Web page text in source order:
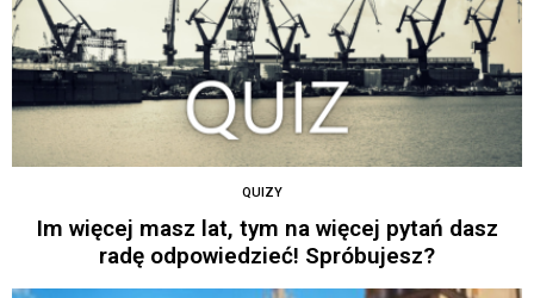
QUIZY
Im więcej masz lat, tym na więcej pytań dasz
radę odpowiedzieć! Spróbujesz?